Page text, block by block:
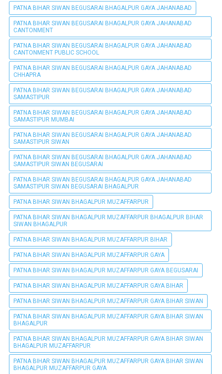
PATNA BIHAR SIWAN BEGUSARAI BHAGALPUR GAYA JAHANABAD
PATNA BIHAR SIWAN BEGUSARAI BHAGALPUR GAYA JAHANABAD
CANTONMENT
PATNA BIHAR SIWAN BEGUSARAI BHAGALPUR GAYA JAHANABAD
CANTONMENT PUBLIC SCHOOL
PATNA BIHAR SIWAN BEGUSARAI BHAGALPUR GAYA JAHANABAD
CHHAPRA
PATNA BIHAR SIWAN BEGUSARAI BHAGALPUR GAYA JAHANABAD
SAMASTIPUR
PATNA BIHAR SIWAN BEGUSARAI BHAGALPUR GAYA JAHANABAD
SAMASTIPUR MUMBAI
PATNA BIHAR SIWAN BEGUSARAI BHAGALPUR GAYA JAHANABAD
SAMASTIPUR SIWAN
PATNA BIHAR SIWAN BEGUSARAI BHAGALPUR GAYA JAHANABAD
SAMASTIPUR SIWAN BEGUSARAI
PATNA BIHAR SIWAN BEGUSARAI BHAGALPUR GAYA JAHANABAD
SAMASTIPUR SIWAN BEGUSARAI BHAGALPUR
PATNA BIHAR SIWAN BHAGALPUR MUZAFFARPUR
PATNA BIHAR SIWAN BHAGALPUR MUZAFFARPUR BHAGALPUR BIHAR
SIWAN BHAGALPUR
PATNA BIHAR SIWAN BHAGALPUR MUZAFFARPUR BIHAR
PATNA BIHAR SIWAN BHAGALPUR MUZAFFARPUR GAYA
PATNA BIHAR SIWAN BHAGALPUR MUZAFFARPUR GAYA BEGUSARAI
PATNA BIHAR SIWAN BHAGALPUR MUZAFFARPUR GAYA BIHAR
PATNA BIHAR SIWAN BHAGALPUR MUZAFFARPUR GAYA BIHAR SIWAN
PATNA BIHAR SIWAN BHAGALPUR MUZAFFARPUR GAYA BIHAR SIWAN
BHAGALPUR
PATNA BIHAR SIWAN BHAGALPUR MUZAFFARPUR GAYA BIHAR SIWAN
BHAGALPUR MUZAFFARPUR
PATNA BIHAR SIWAN BHAGALPUR MUZAFFARPUR GAYA BIHAR SIWAN
BHAGALPUR MUZAFFARPUR GAYA